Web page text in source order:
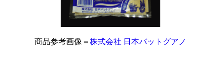
商品参考画像＝ 株式会社 日本バットグアノ